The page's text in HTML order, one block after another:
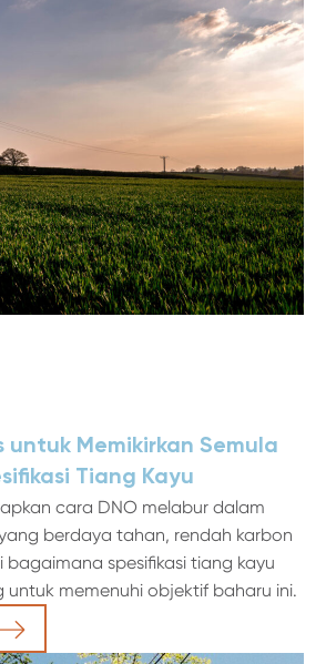
untuk Memikirkan Semula
Tiang Kayu
cara DNO melabur dalam
berdaya tahan, rendah karbon
bagaimana spesifikasi tiang kayu
untuk memenuhi objektif baharu ini.